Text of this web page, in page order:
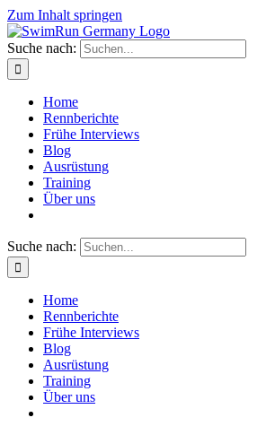
Zum Inhalt springen
Suche nach:
Home
Rennberichte
Frühe Interviews
Blog
Ausrüstung
Training
Über uns
Suche nach:
Home
Rennberichte
Frühe Interviews
Blog
Ausrüstung
Training
Über uns